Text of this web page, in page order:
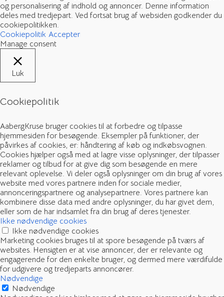
og personalisering af indhold og annoncer. Denne information
deles med tredjepart. Ved fortsat brug af websiden godkender du
cookiepolitikken.
Cookiepolitik Accepter
Manage consent
Luk
Cookiepolitik
AabergKruse bruger cookies til at forbedre og tilpasse
hjemmesiden for besøgende. Eksempler på funktioner, der
påvirkes af cookies, er: håndtering af køb og indkøbsvognen.
Cookies hjælper også med at lagre visse oplysninger, der tilpasser
reklamer og tilbud for at give dig som besøgende en mere
relevant oplevelse. Vi deler også oplysninger om din brug af vores
website med vores partnere inden for sociale medier,
annonceringspartnere og analysepartnere. Vores partnere kan
kombinere disse data med andre oplysninger, du har givet dem,
eller som de har indsamlet fra din brug af deres tjenester.
Ikke nødvendige cookies
Ikke nødvendige cookies
Marketing cookies bruges til at spore besøgende på tværs af
websites. Hensigten er at vise annoncer, der er relevante og
engagerende for den enkelte bruger, og dermed mere værdifulde
for udgivere og tredjeparts annoncører.
Nødvendige
Nødvendige